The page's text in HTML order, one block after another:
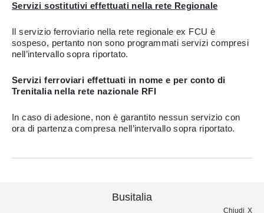
Servizi sostitutivi effettuati nella rete Regionale
Il servizio ferroviario nella rete regionale ex FCU è
sospeso, pertanto non sono programmati servizi compresi
nell’intervallo sopra riportato.
Servizi ferroviari effettuati in nome e per conto di
Trenitalia nella rete nazionale RFI
In caso di adesione, non è garantito nessun servizio con
ora di partenza compresa nell’intervallo sopra riportato.
Busitalia
Chiudi